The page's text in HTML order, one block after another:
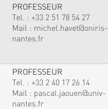
PROFESSEUR
Tel. : +33 2 51 78 54 27
Mail : michel.havet@oniris-
nantes.fr
PROFESSEUR
Tel. : +33 2 40 17 26 14
Mail : pascal.jaouen@univ-
nantes.fr